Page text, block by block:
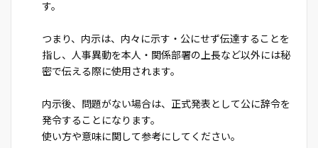
す。
つまり、内示は、内々に示す・公にせず伝達することを
指し、人事異動を本人・関係部署の上長など以外には秘
密で伝える際に使用されます。
内示後、問題がない場合は、正式発表として公に辞令を
発令することになります。
使い方や意味に関して参考にしてください。